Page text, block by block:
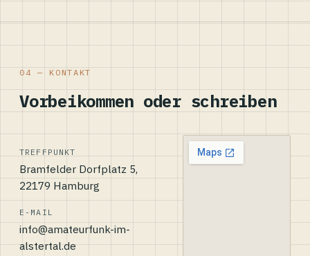
04 — KONTAKT
Vorbeikommen oder schreiben
TREFFPUNKT
Bramfelder Dorfplatz 5,
22179 Hamburg
E-MAIL
info@amateurfunk-im-
alstertal.de